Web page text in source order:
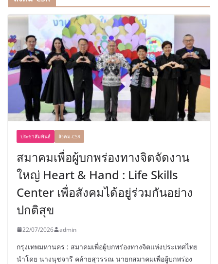
ประชาสัมพันธ์ สังคม-CSR
สมาคมเพื่อผู้บกพร่องทางจิตจัดงาน
ใหญ่ Heart & Hand : Life Skills
Center เพื่อสังคมได้อยู่ร่วมกันอย่าง
ปกติสุข
22/07/2026 admin
กรุงเทพมหานคร : สมาคมเพื่อผู้บกพร่องทางจิตแห่งประเทศไทย
นำโดย นางนุชจารี คล้ายสุวรรณ นายกสมาคมเพื่อผู้บกพร่อง